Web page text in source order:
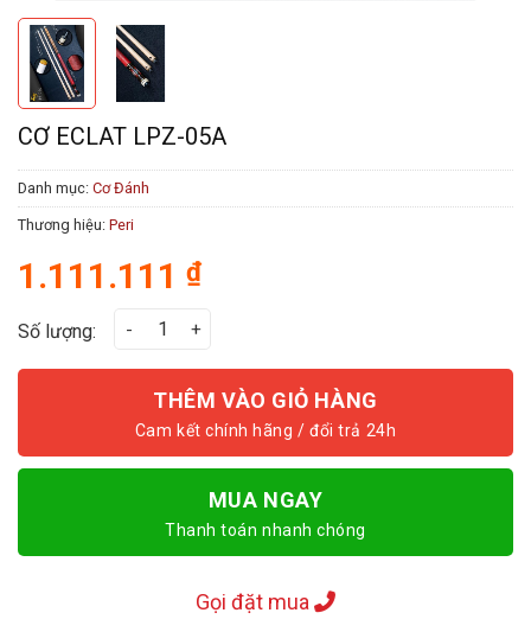
CƠ ECLAT LPZ-05A
Danh mục: Cơ Đánh
Thương hiệu: Peri
1.111.111 ₫
Số lượng: Cơ ECLAT LPZ-05A số lượng
THÊM VÀO GIỎ HÀNG
MUA NGAY
Thanh toán nhanh chóng
Gọi đặt mua